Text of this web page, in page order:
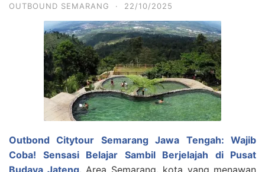
OUTBOUND SEMARANG · 22/10/2025
Outbond Citytour Semarang Jawa Tengah: Wajib
Coba! Sensasi Belajar Sambil Berjelajah di Pusat
Budaya Jateng. Area Semarang, kota yang menawan